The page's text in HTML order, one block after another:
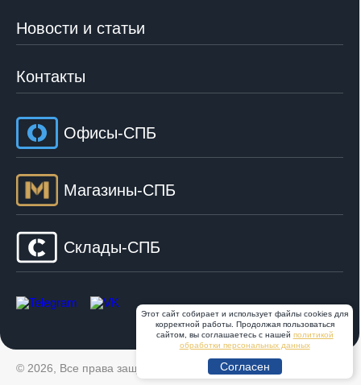
Новости и статьи
Контакты
Офисы-СПБ
Магазины-СПБ
Склады-СПБ
© 2026, Все права защищены. ООО «Тор»
Этот сайт собирает и использует файлы cookies для
корректной работы. Продолжая пользоваться
сайтом, вы соглашаетесь с нашей политикой
обработки персональных данных
Согласен